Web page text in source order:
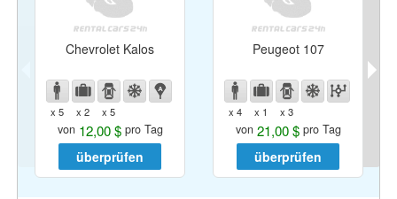
Chevrolet Kalos
x 5 x 2 x 5
von 12,00 $ pro Tag
überprüfen
Peugeot 107
x 4 x 1 x 3
von 21,00 $ pro Tag
überprüfen